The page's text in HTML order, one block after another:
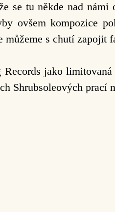
se tu někde nad
ovšem kompozice
můžeme s chutí zapojit
jako
Shrubsoleových prací